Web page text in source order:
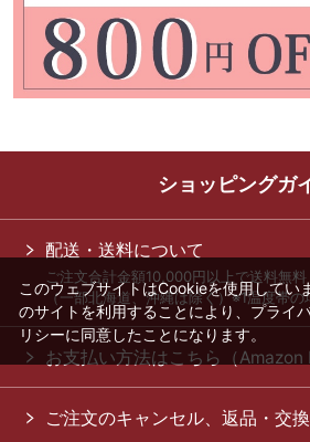
ショッピングガ
配送・送料について
ご注文合計金額10,000円以上で送料無料
（一部北海道、沖縄は除く）※1温度帯の
お支払い方法はこちら（Amazon
ご注文のキャンセル、返品・交
このウェブサイトはCookieを使用してい
のサイトを利用することにより、 プライ
リシーに同意したことになります。